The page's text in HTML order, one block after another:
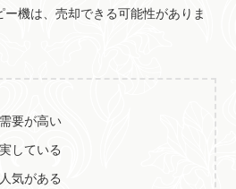
機は、売却できる可能性がありま
要が高い
している
気がある